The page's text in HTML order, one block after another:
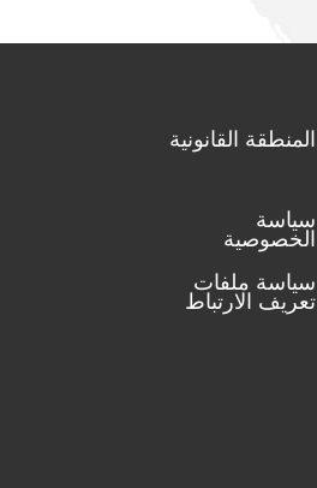
المنطقة القانونية
سياسة
الخصوصية
سياسة ملفات
تعريف الارتباط